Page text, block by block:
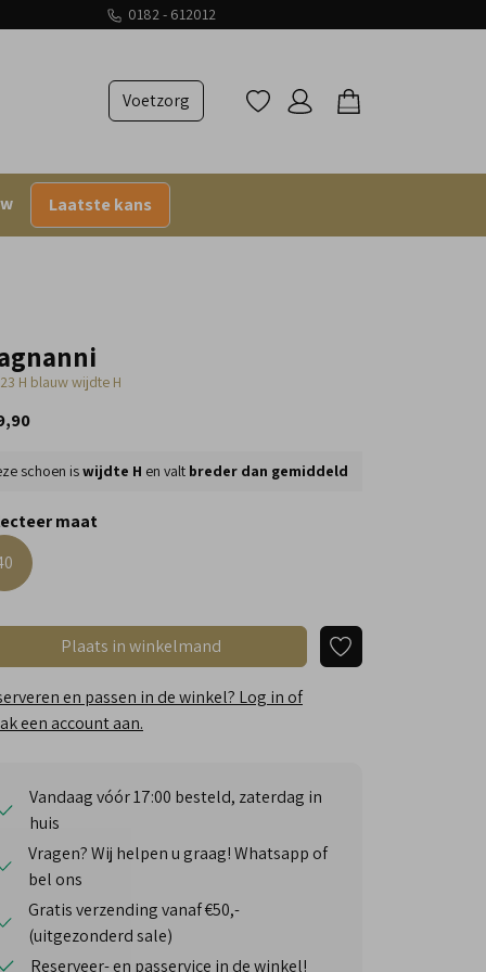
0182 - 612012
Voetzorg
Laatste kans
H blauw wijdte H
schoen iswijdte H en valt breder dan gemiddeld
maat
Plaats in winkelmand
en passen in de winkel? Log in of
een account aan.
Vandaag vóór 17:00 besteld, zaterdag in
huis
Vragen? Wij helpen u graag! Whatsapp of
bel ons
Gratis verzending vanaf €50,-
(uitgezonderd sale)
Reserveer- en passervice in de winkel!